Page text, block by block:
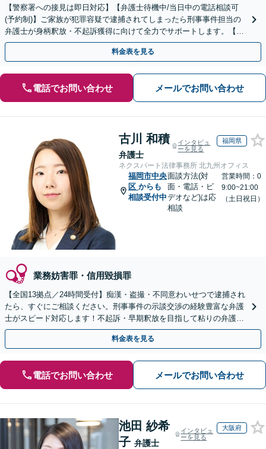
【警察署への接見は即日対応】【弁護士待機中/当日中の電話相談可
(予約制)】ご家族が犯罪容疑で逮捕されてしまったら刑事事件担当の
弁護士が身柄釈放・不起訴獲得に向けて全力でサポートします。【毎
月100名以上の相談実績】【全国対応】
料金表を見る
電話でお問い合わせ メールでお問い合わせ
古川 和積
弁護士
インタビュ
ーを見る
福岡県
ネクスパート法律事務所 北九州オフィス
福岡市中央
区 からも
相談受付中
面談方法(対
面・電話・ビ
デオなど)は応
相談
営業時間：0
9:00~21:00
（土日祝日）
業務妨害罪・信用毀損罪
【全国13拠点／24時間受付】痴漢・盗撮・不同意わいせつで逮捕され
たら、すぐにご相談ください。刑事事件の示談交渉の経験豊富な弁護
士がスピード対応します！不起訴・早期釈放を目指して粘りの弁護活
動を行います。
料金表を見る
電話でお問い合わせ メールでお問い合わせ
池田 紗希
子 弁護士
インタビュ
ーを見る
大阪府